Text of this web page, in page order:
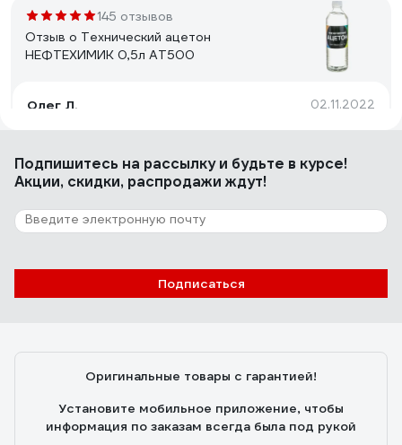
145 отзывов
Отзыв о Технический ацетон
НЕФТЕХИМИК 0,5л АТ500
Олег Л. 02.11.2022
- Качество - Стеклянная бутыль и хорошая крышка -
39 отзывов
Отзыв о Обезжириватель Светофор 0.5 л
Игорь Лобачёв 27.04.2023
Подпишитесь на рассылкуи будьте в курсе!
Акции, скидки, распродажи ждут!
Подписаться
Оригинальные товары с гарантией!
Установите мобильное приложение, чтобы
информация по заказам всегда была под рукой